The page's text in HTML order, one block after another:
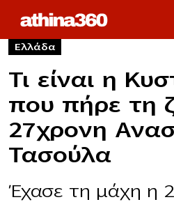
Ελλάδα
Τι είναι η
που πήρε τη
27χρονη
Τασούλα
Έχασε τη μάχη η